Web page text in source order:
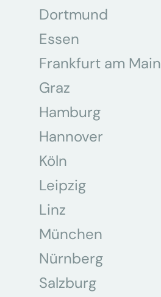
Dortmund
Essen
Frankfurt am Main
Graz
Hamburg
Hannover
Köln
Leipzig
Linz
München
Nürnberg
Salzburg